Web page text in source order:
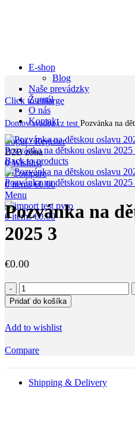
E-shop
Blog
Naše prevádzky
Žurnál
O nás
Kontakt
Login / Register
B2B zóna
0Wishlist
0 Compare
0items €0.00
Menu
0items €0.00
Click to enlarge
Domovsvadba cz test Pozvánka na
Pozvánka na dětskou oslavu 2025
Back to products
Pozvánka na dětskou oslavu 2025
Pozvánka na
2025 3
€0.00
množstvo
Pozvánka
na
oslavu
3
Pridať do košíka
Add to wishlist
Compare
Shipping & Delivery